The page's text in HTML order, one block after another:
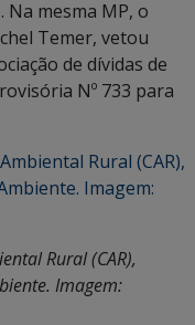
mesma MP, o
Temer, vetou
de dívidas de
Nº 733 para
Rural (CAR),
Imagem: